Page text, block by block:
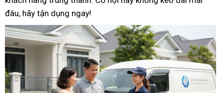
đâu, hãy tận dụng ngay!